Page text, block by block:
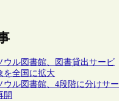
ウル図書館、図書貸出サービ
を全国に拡大
ウル図書館、4段階に分けサー
開